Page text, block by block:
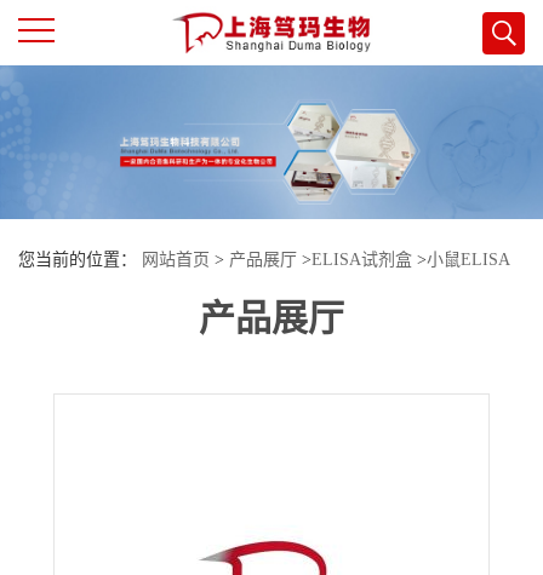
页
司
您当前的位置： 网站首页 > 产品展厅 >ELISA试剂盒 >小鼠ELISA
小鼠肿瘤坏死因子相关凋亡诱导配体3(TRAIL-R3)酶联免疫
产品展厅